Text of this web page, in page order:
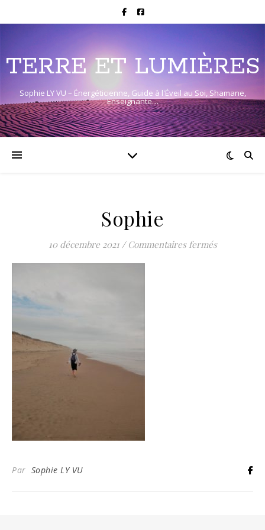
TERRE ET LUMIÈRES
Sophie LY VU – Énergéticienne, Guide à l'Éveil au Soi, Shamane,
Enseignante…
Sophie
10 décembre 2021 / Commentaires ferméssur Sophie
Par Sophie LY VU